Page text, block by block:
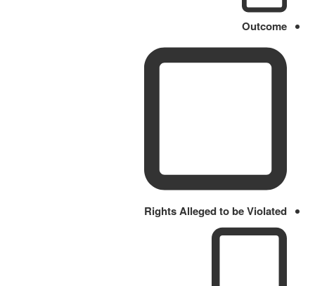
Outcome
Rights Alleged to be Violated